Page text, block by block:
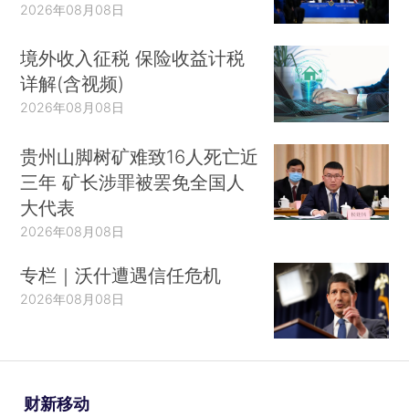
2026年08月08日
境外收入征税 保险收益计税
详解(含视频)
2026年08月08日
贵州山脚树矿难致16人死亡近
三年 矿长涉罪被罢免全国人
大代表
2026年08月08日
专栏｜沃什遭遇信任危机
2026年08月08日
财新移动